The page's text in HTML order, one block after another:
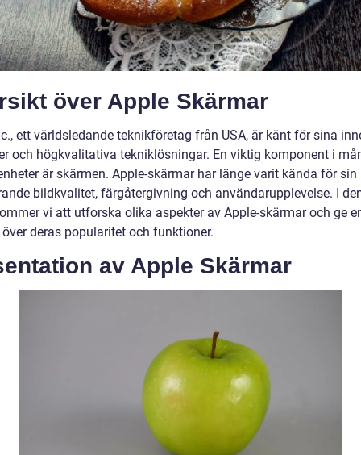
över Apple Skärmar
ett världsledande teknikföretag från USA, är känt för sina
och högkvalitativa tekniklösningar. En viktig komponent i
är skärmen. Apple-skärmar har länge varit kända för sin
bildkvalitet, färgåtergivning och användarupplevelse. I
vi att utforska olika aspekter av Apple-skärmar och ge
deras popularitet och funktioner.
av Apple Skärmar